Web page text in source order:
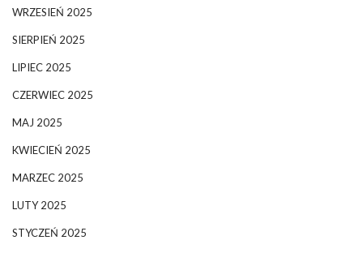
WRZESIEŃ 2025
SIERPIEŃ 2025
LIPIEC 2025
CZERWIEC 2025
MAJ 2025
KWIECIEŃ 2025
MARZEC 2025
LUTY 2025
STYCZEŃ 2025